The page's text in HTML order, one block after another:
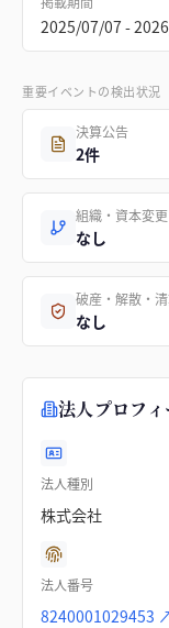
2025/07/07 -
重要イベントの検出状況
決算公告
2件
組織・資本変更
なし
破産・解散・
なし
法人プロフ
法人種別
株式会社
法人番号
8240001029453